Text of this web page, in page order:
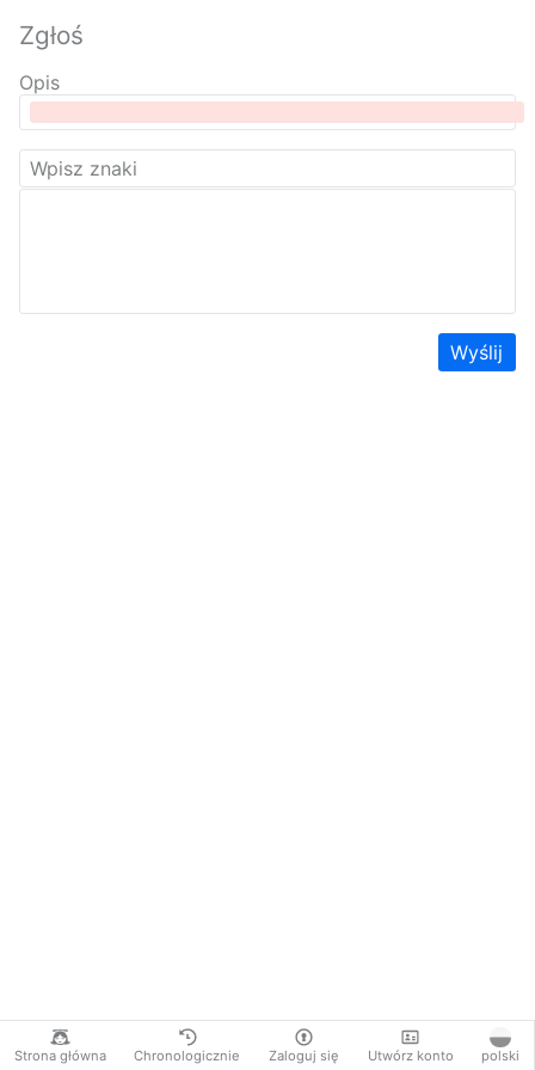
Strona główna Chronologicznie Zaloguj się Utwórz konto polski
Zgłoś
Opis
Wyślij